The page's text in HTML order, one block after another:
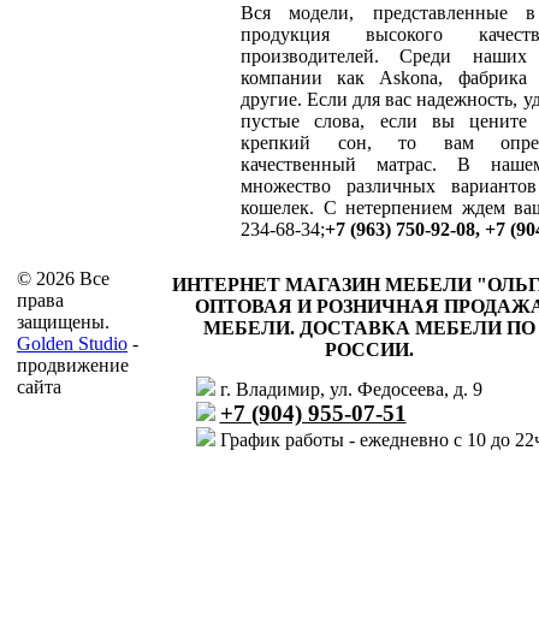
Вся модели, представленные
продукция высокого
производителей. Среди наших
компании как Askona,
другие. Если для вас надежность,
пустые слова, если вы цените
крепкий сон, то вам
качественный матрас. В
множество различных
кошелек. С нетерпением ждем
234-68-34;+7 (963) 750-92-08, +7
© 2026 Все
права
защищены.
Golden Studio -
продвижение
сайта
ИНТЕРНЕТ МАГАЗИН МЕБЕЛИ
ОПТОВАЯ И РОЗНИЧНАЯ
МЕБЕЛИ. ДОСТАВКА МЕБЕЛИ ПО
РОССИИ.
г. Владимир, ул. Федосеева, д. 9
+7 (904) 955-07-51
График работы - ежедневно с 10 до